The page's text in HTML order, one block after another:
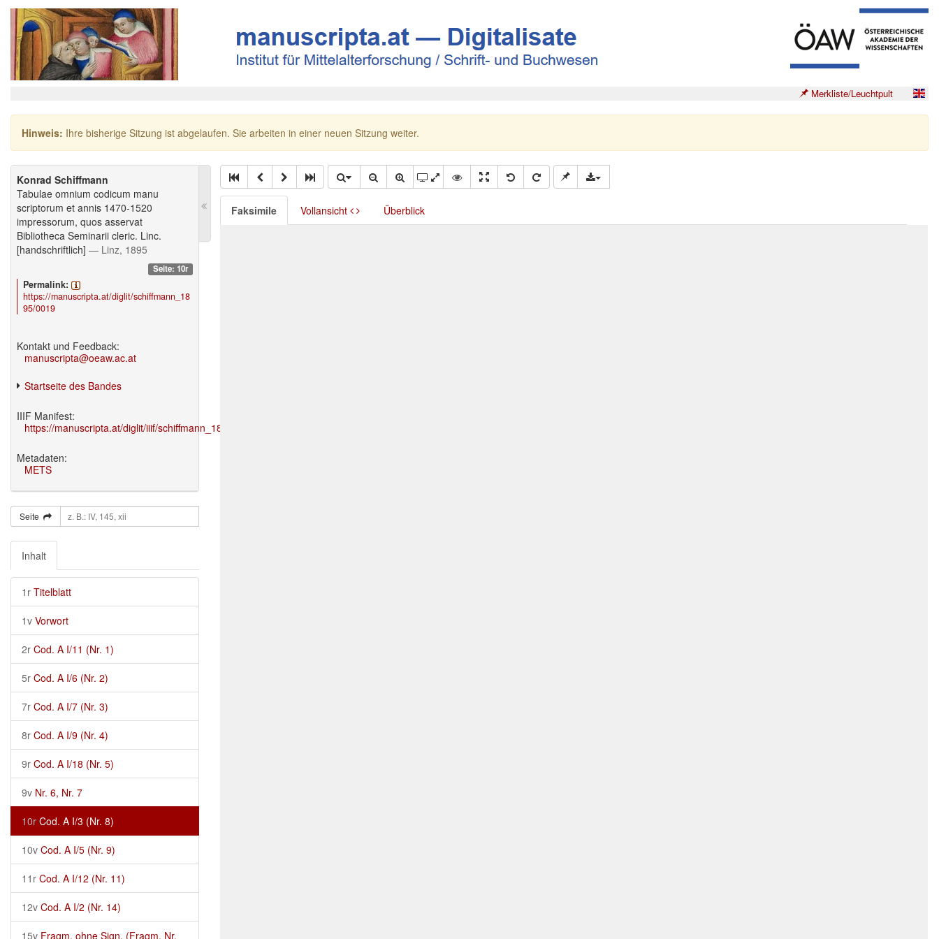
Merkliste/Leuchtpult
Hinweis: Ihre bisherige Sitzung ist abgelaufen. Sie arbeiten in einer neuen Sitzung weiter.
Konrad Schiffmann
Tabulae omnium codicum manu
scriptorum et annis 1470-1520
impressorum, quos asservat
Bibliotheca Seminarii cleric. Linc.
[handschriftlich] — Linz, 1895
Seite: 10r
Permalink:
https://manuscripta.at/diglit/schiffmann_18
95/0019
Kontakt und Feedback:
manuscripta@oeaw.ac.at
Startseite des Bandes
IIIF Manifest:
https://manuscripta.at/diglit/iiif/schiffmann_1895/manifest.json
Metadaten:
METS
Seite
Inhalt
1r Titelblatt
1v Vorwort
2r Cod. A I/11 (Nr. 1)
5r Cod. A I/6 (Nr. 2)
7r Cod. A I/7 (Nr. 3)
8r Cod. A I/9 (Nr. 4)
9r Cod. A I/18 (Nr. 5)
9v Nr. 6, Nr. 7
10r Cod. A I/3 (Nr. 8)
10v Cod. A I/5 (Nr. 9)
11r Cod. A I/12 (Nr. 11)
12v Cod. A I/2 (Nr. 14)
15v Fragm. ohne Sign. (Fragm. Nr.
Faksimile Vollansicht Überblick